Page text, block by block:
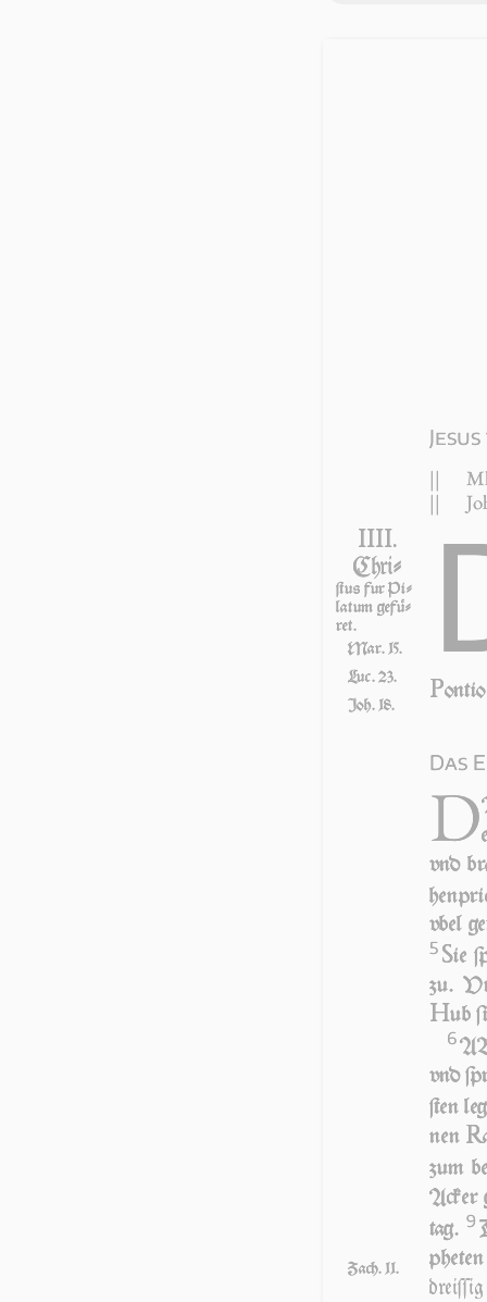
||
||
IIII.
Chri-
ſtus fur Pi­
latum gefü­
ret.
Mar. 15.
Luc. 23.
Joh. 18.
P
Das
D
vnd
vbel
5 Sie
zu.
Hub
Zach. 11.
6
vnd
ſten
nen R
zum
Acker
tag. 9